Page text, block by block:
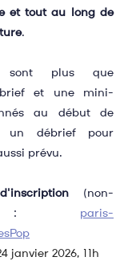
et tout au long de
.
sont plus que
brief et une mini-
au début de
un débrief pour
prévu.
(non-
: paris-
janvier 2026, 11h